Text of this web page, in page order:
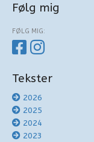
Følg mig
FØLG MIG:
Tekster
2026
2025
2024
2023